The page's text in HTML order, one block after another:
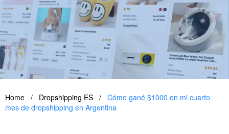
Home / Dropshipping ES / Cómo gané $1000 en mi cuarto
mes de dropshipping en Argentina